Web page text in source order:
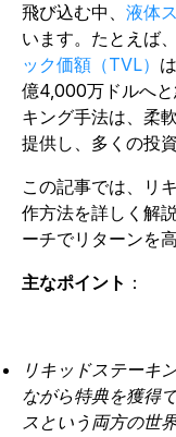
飛び込む中、 液体
います。たとえば
ック価額（TVL）
億4,000万ドルへ
キング手法は、柔
提供し、多くの投
この記事では、リ
作方法を詳しく解
ーチでリターンを
主なポイント ：
リキッドステーキ
ながら特典を獲得
スという両方の世